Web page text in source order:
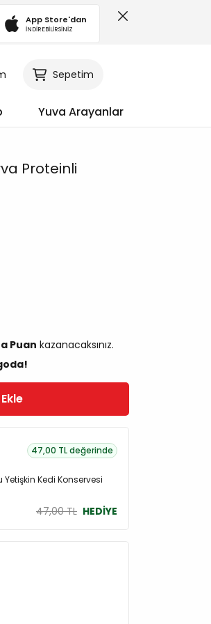
App Store'dan
İNDİREBİLİRSİNİZ
Sepetim
Yuva Arayanlar
Proteinli
Puan kazanacaksınız.
47,00 TL değerinde
Kedi Konservesi
47,00 TL HEDİYE